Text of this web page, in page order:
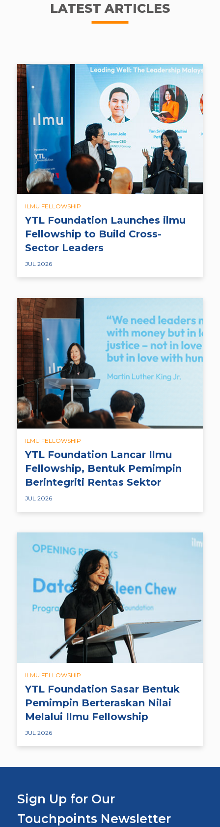
LATEST ARTICLES
ILMU FELLOWSHIP
YTL Foundation Launches ilmu
Fellowship to Build Cross-
Sector Leaders
JUL 2026
ILMU FELLOWSHIP
YTL Foundation Lancar Ilmu
Fellowship, Bentuk Pemimpin
Berintegriti Rentas Sektor
JUL 2026
ILMU FELLOWSHIP
YTL Foundation Sasar Bentuk
Pemimpin Berteraskan Nilai
Melalui Ilmu Fellowship
JUL 2026
Sign Up for Our
Touchpoints Newsletter